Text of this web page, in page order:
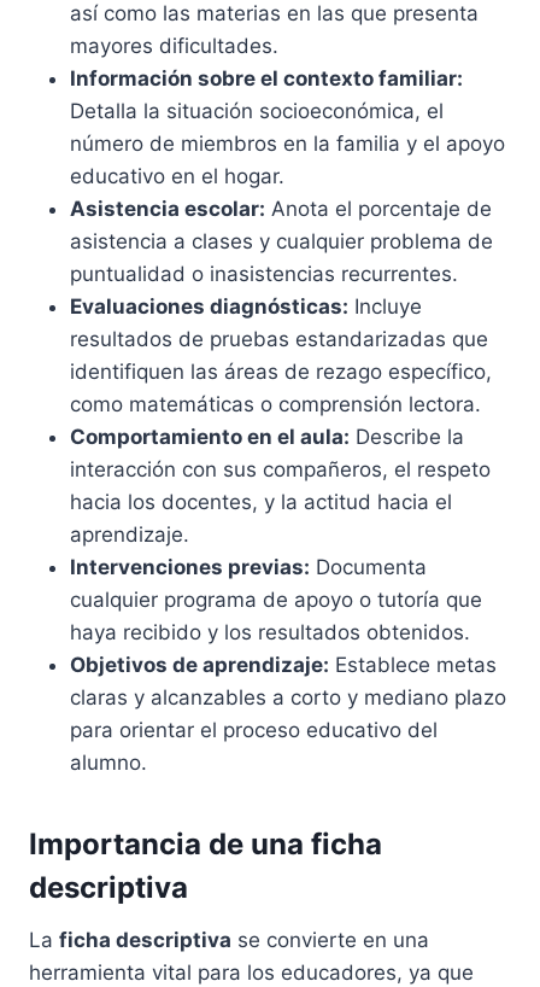
así como las materias en las que presenta
mayores dificultades.
Información sobre el contexto familiar:
Detalla la situación socioeconómica, el
número de miembros en la familia y el apoyo
educativo en el hogar.
Asistencia escolar: Anota el porcentaje de
asistencia a clases y cualquier problema de
puntualidad o inasistencias recurrentes.
Evaluaciones diagnósticas: Incluye
resultados de pruebas estandarizadas que
identifiquen las áreas de rezago específico,
como matemáticas o comprensión lectora.
Comportamiento en el aula: Describe la
interacción con sus compañeros, el respeto
hacia los docentes, y la actitud hacia el
aprendizaje.
Intervenciones previas: Documenta
cualquier programa de apoyo o tutoría que
haya recibido y los resultados obtenidos.
Objetivos de aprendizaje: Establece metas
claras y alcanzables a corto y mediano plazo
para orientar el proceso educativo del
alumno.
Importancia de una ficha
descriptiva
La ficha descriptiva se convierte en una
herramienta vital para los educadores, ya que